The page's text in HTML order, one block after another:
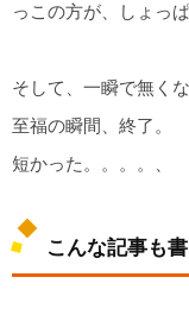
っこの方が、しょっ
そして、一瞬で無く
至福の瞬間、終了。
短かった。。。。、
こんな記事も